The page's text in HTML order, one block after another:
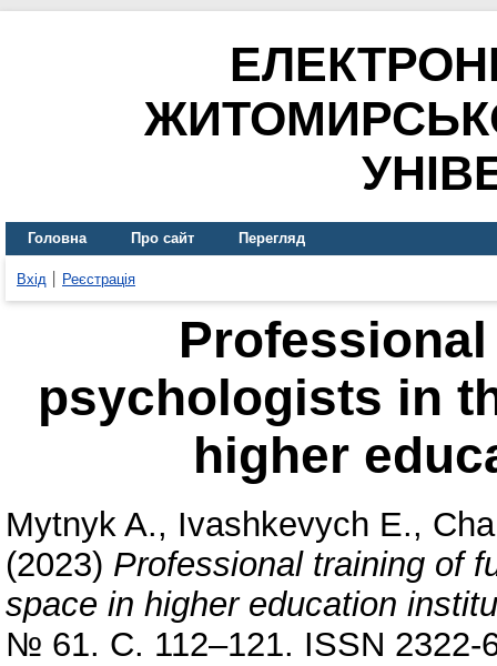
Головна Про сайт Перегляд
Вхід Реєстрація
psychologists in
higher
Mytnyk A., Ivashkevych E.,
(2023) Professional training of
space in higher education
№ 61. С. 112–121. ISSN 2322-